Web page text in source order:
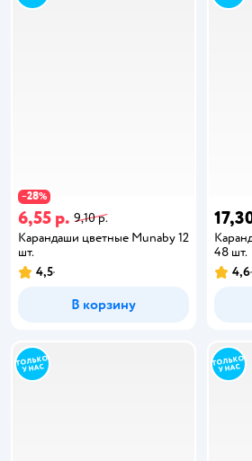
−28%
6,55 р. 9,10 р.
Карандаши цветные Munaby 12
шт.
4,5
В корзину
48 шт.
4,6